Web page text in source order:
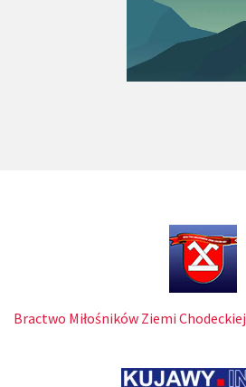
Bractwo Miłośników Ziemi Chodeckiej